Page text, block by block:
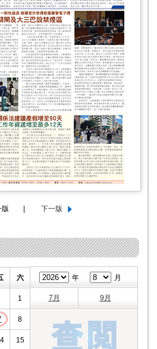
六
1
8
15
年 月
7月 9月